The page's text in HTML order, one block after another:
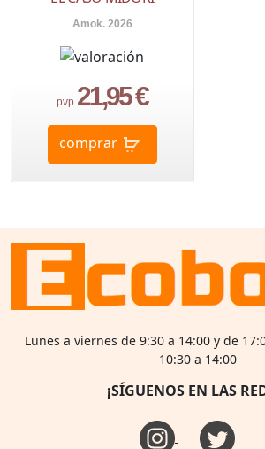
Amok. 2026
pvp.21,95 €
comprar
Lunes a viernes de 9:30 a 14:00 y de
10:30 a 14:00
¡SÍGUENOS EN LAS